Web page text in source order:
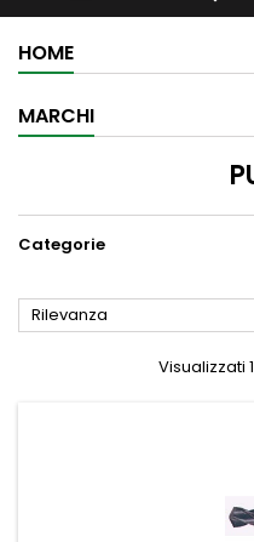
HOME
MARCHI
Categorie
Rilevanza
Visualizzati